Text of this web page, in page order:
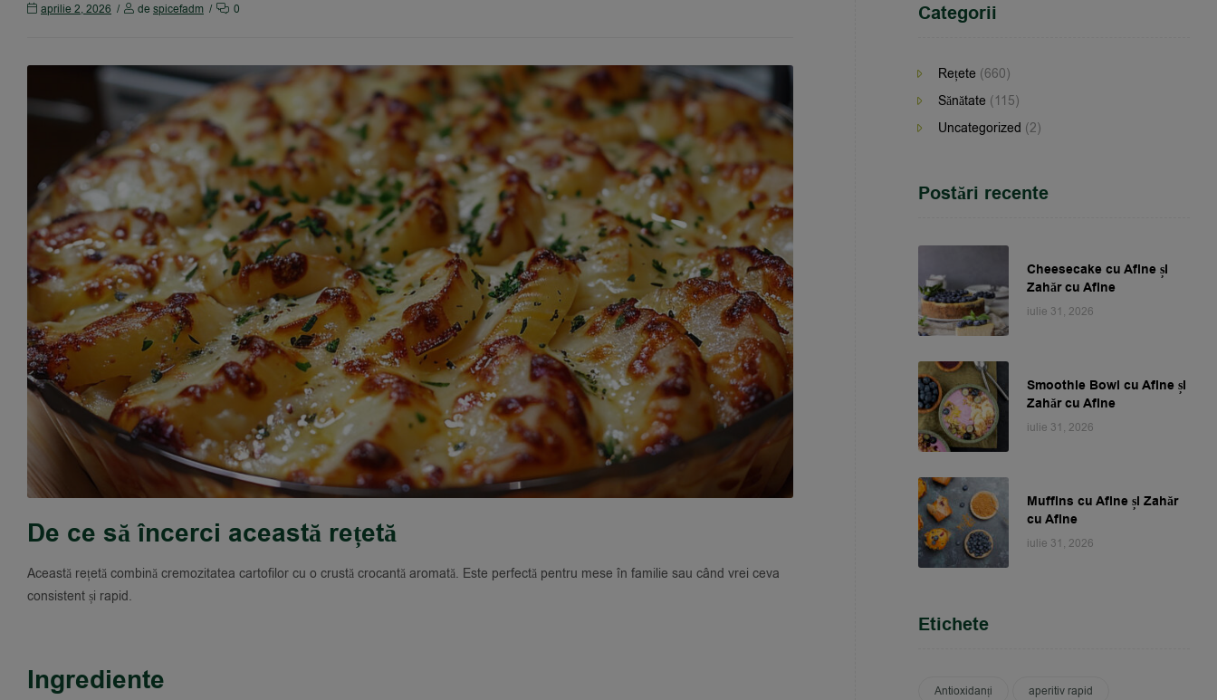
aprilie 2, 2026 de spicefadm 0
De ce să încerci această rețetă
Această rețetă combină cremozitatea cartofilor cu o crustă crocantă aromată. Este perfectă pentru mese în familie sau când vrei ceva
consistent și rapid.
Ingrediente
Categorii
Rețete (660)
Sănătate (115)
Uncategorized (2)
Postări recente
Cheesecake cu Afine și
Zahăr cu Afine
iulie 31, 2026
Smoothie Bowl cu Afine și
Zahăr cu Afine
iulie 31, 2026
Muffins cu Afine și Zahăr
cu Afine
iulie 31, 2026
Etichete
Antioxidanți aperitiv rapid